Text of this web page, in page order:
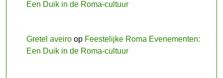
Een Duik in de Roma-cultuur
Gretel aveiro op Feestelijke Roma Evenementen:
Een Duik in de Roma-cultuur